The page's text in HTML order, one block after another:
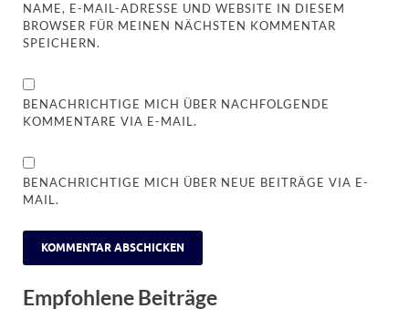
NAME, E-MAIL-ADRESSE UND WEBSITE IN DIESEM
BROWSER FÜR MEINEN NÄCHSTEN KOMMENTAR
SPEICHERN.
BENACHRICHTIGE MICH ÜBER NACHFOLGENDE
KOMMENTARE VIA E-MAIL.
BENACHRICHTIGE MICH ÜBER NEUE BEITRÄGE VIA E-
MAIL.
Empfohlene Beiträge